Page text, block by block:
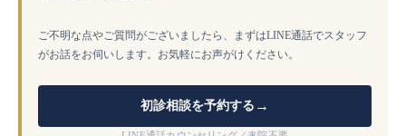
ご不明な点やご質問がございましたら、まずはLINE通話でスタッフ
がお話をお伺いします。お気軽にお声がけください。
初診相談を予約する →